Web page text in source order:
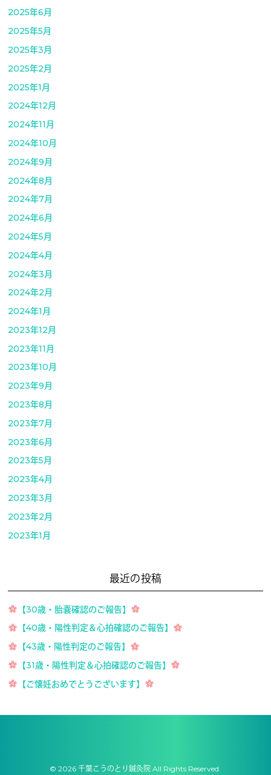
2025年6月
2025年5月
2025年3月
2025年2月
2025年1月
2024年12月
2024年11月
2024年10月
2024年9月
2024年8月
2024年7月
2024年6月
2024年5月
2024年4月
2024年3月
2024年2月
2024年1月
2023年12月
2023年11月
2023年10月
2023年9月
2023年8月
2023年7月
2023年6月
2023年5月
2023年4月
2023年3月
2023年2月
2023年1月
最近の投稿
【30歳・胎嚢確認のご報告】
【40歳・陽性判定＆心拍確認のご報告】
【43歳・陽性判定のご報告】
【31歳・陽性判定＆心拍確認のご報告】
【ご懐妊おめでとうございます】
© 2026 千葉こうのとり鍼灸院 All Rights Reserved.